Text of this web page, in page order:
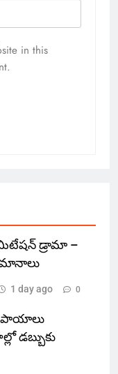
in this
డ్రామా –
1 day ago 0
డబ్బుకు